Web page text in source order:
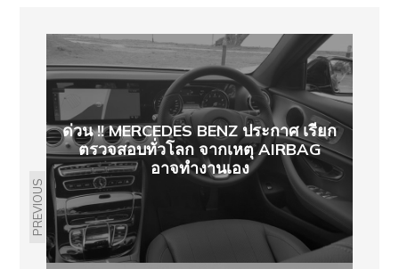
PREVIOUS
ด่วน !! MERCEDES BENZ ประกาศ เรียก
ตรวจสอบทั่วโลก จากเหตุ AIRBAG
อาจทำงานเอง